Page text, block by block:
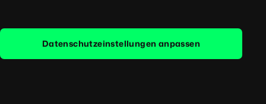
Datenschutzeinstellungen anpassen